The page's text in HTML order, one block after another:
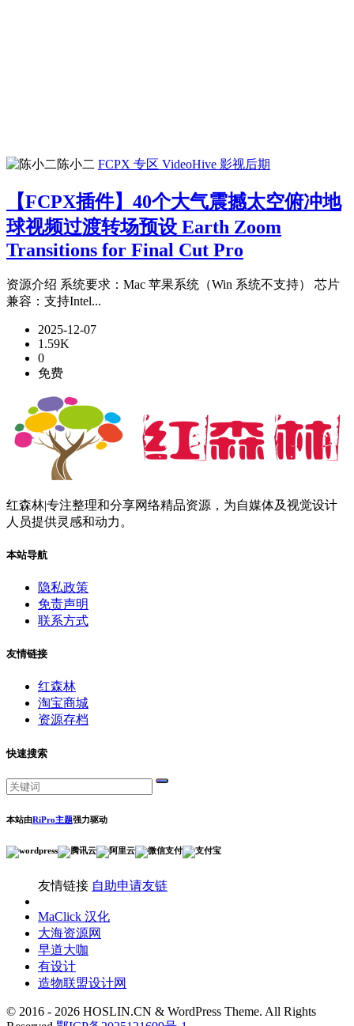
陈小二 FCPX 专区 VideoHive 影视后期
【FCPX插件】40个大气震撼太空俯冲地
球视频过渡转场预设 Earth Zoom
Transitions for Final Cut Pro
资源介绍 系统要求：Mac 苹果系统（Win 系统不支持） 芯片
兼容：支持Intel...
2025-12-07
1.59K
0
免费
红森林|专注整理和分享网络精品资源，为自媒体及视觉设计
人员提供灵感和动力。
本站导航
隐私政策
免责声明
联系方式
友情链接
红森林
淘宝商城
资源存档
快速搜索
本站由RiPro主题强力驱动
友情链接 自助申请友链
MaClick 汉化
大海资源网
早道大咖
有设计
造物联盟设计网
© 2016 - 2026 HOSLIN.CN & WordPress Theme. All Rights